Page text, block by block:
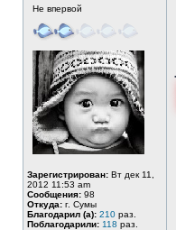
Не впервой
Зарегистрирован: Вт дек 11,
2012 11:53 am
Сообщения: 98
Откуда: г. Сумы
Благодарил (а): 210 раз.
Поблагодарили: 118 раз.